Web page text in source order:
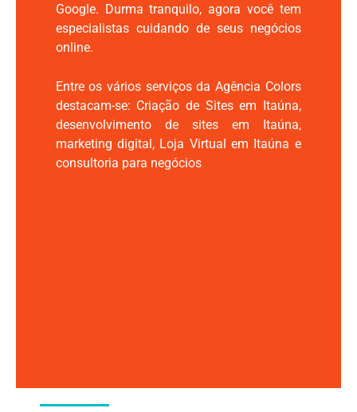
Google. Durma tranquilo, agora você tem
especialistas cuidando de seus negócios
online.
Entre os vários serviços da Agência Colors
destacam-se: Criação de Sites em Itaúna,
desenvolvimento de sites em Itaúna,
marketing digital, Loja Virtual em Itaúna e
consultoria para negócios